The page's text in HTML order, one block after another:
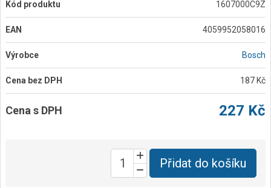
Kód produktu 1607000C9Z
EAN 4059952058016
Výrobce Bosch
Cena bez DPH 187 Kč
Cena s DPH 227 Kč
Přidat do košíku